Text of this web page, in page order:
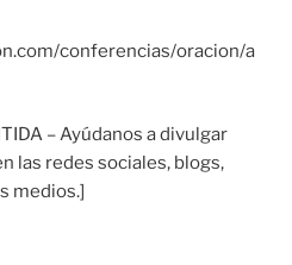
conferencias/oracion/a
– Ayúdanos a divulgar
las redes sociales, blogs,
medios.]